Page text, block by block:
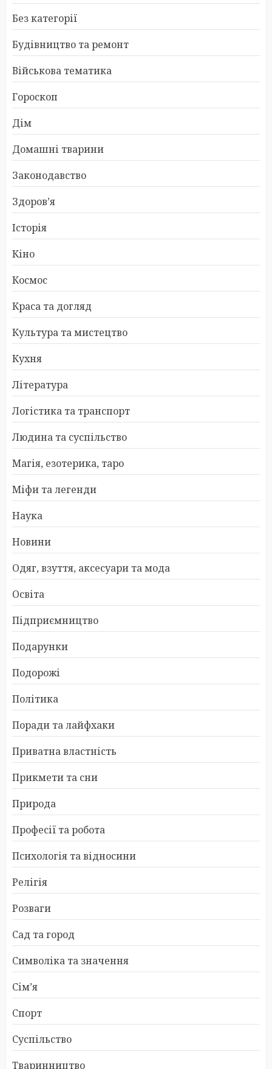
Без категорії
Будівництво та ремонт
Військова тематика
Гороскоп
Дім
Домашні тварини
Законодавство
Здоров’я
Історія
Кіно
Космос
Краса та догляд
Культура та мистецтво
Кухня
Література
Логістика та транспорт
Людина та суспільство
Магія, езотерика, таро
Міфи та легенди
Наука
Новини
Одяг, взуття, аксесуари та мода
Освіта
Підприємництво
Подарунки
Подорожі
Політика
Поради та лайфхаки
Приватна властність
Прикмети та сни
Природа
Професії та робота
Психологія та відносини
Релігія
Розваги
Сад та город
Символіка та значення
Сім’я
Спорт
Суспільство
Тваринництво